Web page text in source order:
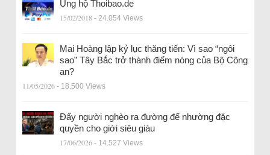
Ủng hộ Thoibao.de
15/02/2018 - 24.054 Views
Mai Hoàng lập kỷ lục thăng tiến: Vì sao “ngôi
sao” Tây Bắc trở thành điểm nóng của Bộ Công
an?
11/05/2026 - 18.500 Views
Đẩy người nghèo ra đường để nhường đặc
quyền cho giới siêu giàu
17/06/2026 - 14.527 Views